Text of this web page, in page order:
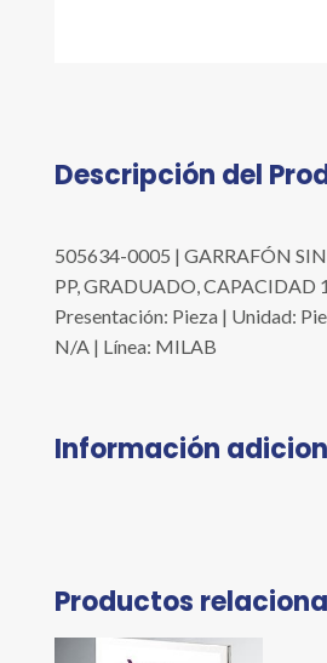
Descripción del
505634-0005 | GARRAFÓN SIN
PP, GRADUADO, CAPACIDAD
Presentación: Pieza | Unidad:
N/A | Línea: MILAB
Información
Productos